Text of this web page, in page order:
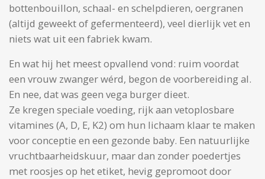
bottenbouillon, schaal- en schelpdieren, oergranen
(altijd geweekt of gefermenteerd), veel dierlijk vet en
niets wat uit een fabriek kwam.
En wat hij het meest opvallend vond: ruim voordat
een vrouw zwanger wérd, begon de voorbereiding al.
En nee, dat was geen vega burger dieet.
Ze kregen speciale voeding, rijk aan vetoplosbare
vitamines (A, D, E, K2) om hun lichaam klaar te maken
voor conceptie en een gezonde baby. Een natuurlijke
vruchtbaarheidskuur, maar dan zonder poedertjes
met roosjes op het etiket, hevig gepromoot door